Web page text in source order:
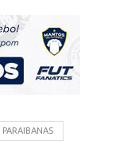
PARAIBANAS